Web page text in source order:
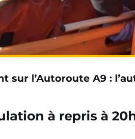
sur l’Autoroute A9 :
à repris à